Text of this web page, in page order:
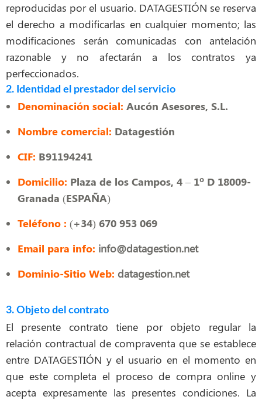
reproducidas por el usuario. DATAGESTIÓN se reserva
el derecho a modificarlas en cualquier momento; las
modificaciones serán comunicadas con antelación
razonable y no afectarán a los contratos ya
perfeccionados.
2. Identidad el prestador del servicio
Denominación social: Aucón Asesores, S.L.
Nombre comercial: Datagestión
CIF: B91194241
Domicilio: Plaza de los Campos, 4 – 1º D 18009-
Granada (ESPAÑA)
Teléfono : (+34) 670 953 069
Email para info: info@datagestion.net
Dominio-Sitio Web: datagestion.net
3. Objeto del contrato
El presente contrato tiene por objeto regular la
relación contractual de compraventa que se establece
entre DATAGESTIÓN y el usuario en el momento en
que este completa el proceso de compra online y
acepta expresamente las presentes condiciones. La